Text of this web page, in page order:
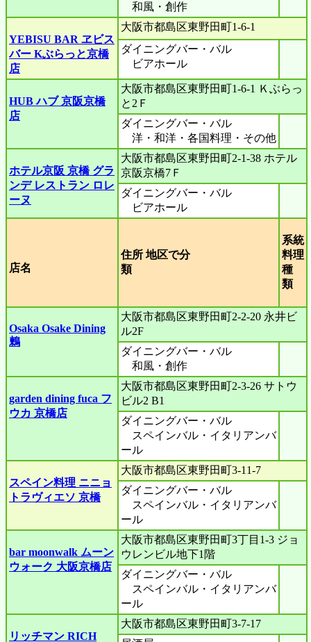
和風・創作
YEBISU BAR ヱビス
バー Kぶらっと京橋
店
大阪市都島区東野田町1-6-1
ダイニングバー・バル
ビアホール
HUB ハブ 京阪京橋
店
大阪市都島区東野田町1-6-1 Ｋぶらっ
と2Ｆ
ダイニングバー・バル
洋・和洋・各国料理・その他
ホテル京阪 京橋 グラ
ンデ レストラン ロレ
ーヌ
大阪市都島区東野田町2-1-38 ホテル
京阪京橋7Ｆ
ダイニングバー・バル
ビアホール
店名
住所 地区で分
類
系統
料理
種
類
Osaka Osake Dining
鶫
大阪市都島区東野田町2-2-20 永井ビ
ル2F
ダイニングバー・バル
和風・創作
garden dining fuca フ
ウカ 京橋店
大阪市都島区東野田町2-3-26 サトウ
ビル2 B1
ダイニングバー・バル
スペインバル・イタリアンバ
ール
スペイン料理 ニニョ
トラヴィエソ 京橋
大阪市都島区東野田町3-11-7
ダイニングバー・バル
スペインバル・イタリアンバ
ール
bar moonwalk ムーン
ウォーク 大阪京橋店
大阪市都島区東野田町3丁目1-3 ジョ
ウレンビル地下1階
ダイニングバー・バル
スペインバル・イタリアンバ
ール
リッチマン RICH
大阪市都島区東野田町3-7-17